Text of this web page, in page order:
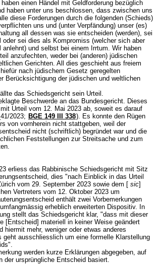
einen Händel mit Geldforderung bezüglich
haben unter uns beschlossen, dass zwischen uns
diese Forderungen durch die folgenden (Schieds)
uns und (unter Verpfändung) unser (es)
all dessen was sie entscheiden (werden), sei
oder sei dies als Kompromiss (welcher sich aber
anlehnt) und selbst bei einem Irrtum. Wir haben
anzufechten, weder bei (anderen) jüdischen
Gerichten. All dies geschieht aus freiem
nach jüdischem Gesetz geregelten
Berücksichtigung der jüdischen und weltlichen
das Schiedsgericht sein Urteil.
Beschwerde an das Bundesgericht. Dieses
Urteil vom 12. Mai 2023 ab, soweit es darauf
2023; BGE 149 III 338). Es konnte den Rügen
von vornherein nicht stattgeben, weil der
nicht (schriftlich) begründet war und die
Feststellungen zur Streitsache und zum
erliess das Rabbinische Schiedsgericht mit Sitz
dies "nach Einblick in das Urteil
vom 29. September 2023 sowie dem [ sic]
Vertreters vom 12. Oktober 2023 um
enthält zwei Vorbemerkungen
erheblich erweiterten Dispositiv. In
stellt das Schiedsgericht klar, "dass mit dieser
[Entscheid] materiell in keiner Weise geändert
hiermit mehr, weniger oder etwas anderes
geht ausschliesslich um eine formelle Klarstellung
werden kurze Erklärungen abgegeben, auf
der ursprüngliche Entscheid basiert.